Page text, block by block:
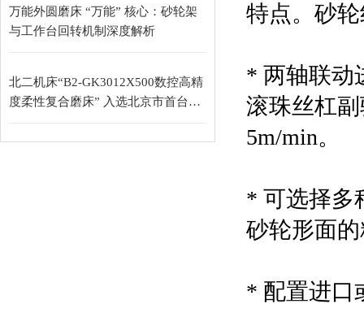
万能外圆磨床 “万能” 核心：砂轮架
与工作台回转机制深度解析
北二机床“B2-GK3012X500数控高精
度柔性复合磨床” 入选北京市首台
特点。砂
* 两轴联动
滚珠丝杠
5m/min。
* 可选择多
砂轮形面
* 配置进口